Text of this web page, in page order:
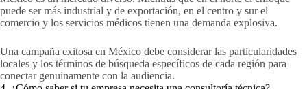
puede ser más industrial y de exportación, en el centro y sur el
comercio y los servicios médicos tienen una demanda explosiva.
Una campaña exitosa en México debe considerar las particularidades
locales y los términos de búsqueda específicos de cada región para
conectar genuinamente con la audiencia.